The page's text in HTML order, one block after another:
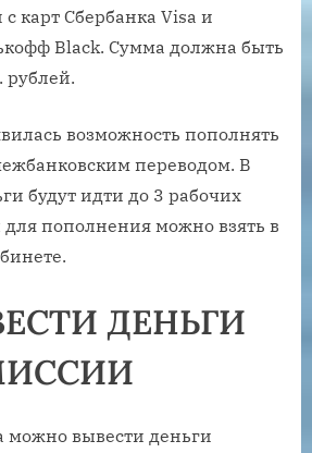
карт Сбербанка Visa и
Black. Сумма должна быть
рублей.
возможность пополнять
переводом. В
будут идти до 3 рабочих
пополнения можно взять в
ДЕНЬГИ
можно вывести деньги